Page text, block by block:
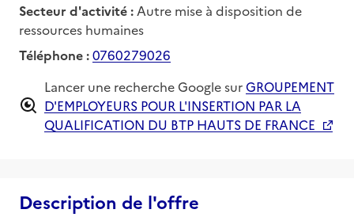
Secteur d'activité : Autre mise à disposition de
ressources humaines
Téléphone :0760279026
Lancer une recherche Google surGROUPEMENT
D'EMPLOYEURS POUR L'INSERTION PAR LA
QUALIFICATION DU BTP HAUTS DE FRANCE
Description de l'offre